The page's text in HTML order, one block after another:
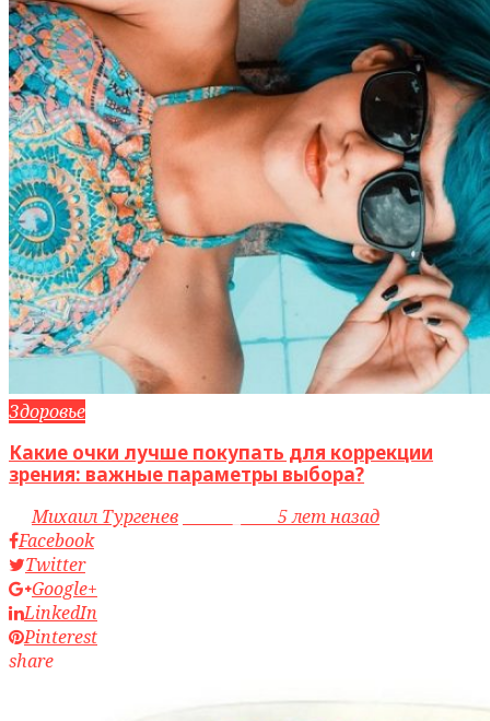
Здоровье
Какие очки лучше покупать для коррекции
зрения: важные параметры выбора?
byМихаил Тургенев
5 лет назад
Facebook
Twitter
Google+
LinkedIn
Pinterest
share